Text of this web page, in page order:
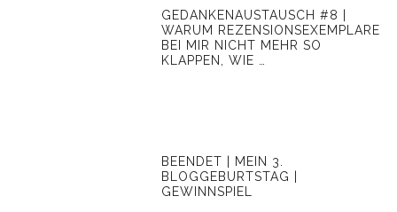
GEDANKENAUSTAUSCH #8 |
WARUM REZENSIONSEXEMPLARE
BEI MIR NICHT MEHR SO
KLAPPEN, WIE …
BEENDET | MEIN 3.
BLOGGEBURTSTAG |
GEWINNSPIEL